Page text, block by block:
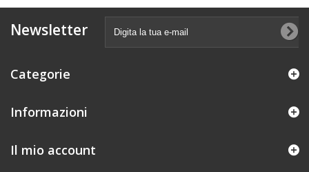
Newsletter
Categorie
Informazioni
Il mio account